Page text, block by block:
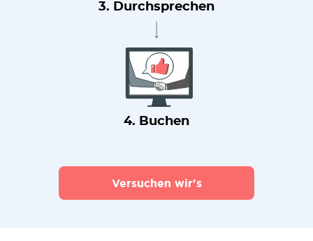
3. Durchsprechen
4. Buchen
Versuchen wir's